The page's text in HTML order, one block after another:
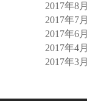
2017年8月
2017年7月
2017年6月
2017年4月
2017年3月